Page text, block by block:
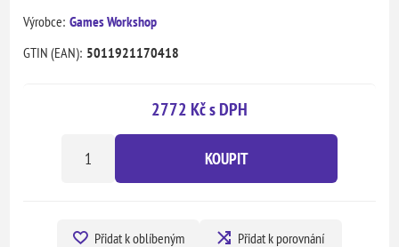
Výrobce: Games Workshop
GTIN (EAN): 5011921170418
2772 Kč s DPH
KOUPIT
Přidat k oblíbeným Přidat k porovnání